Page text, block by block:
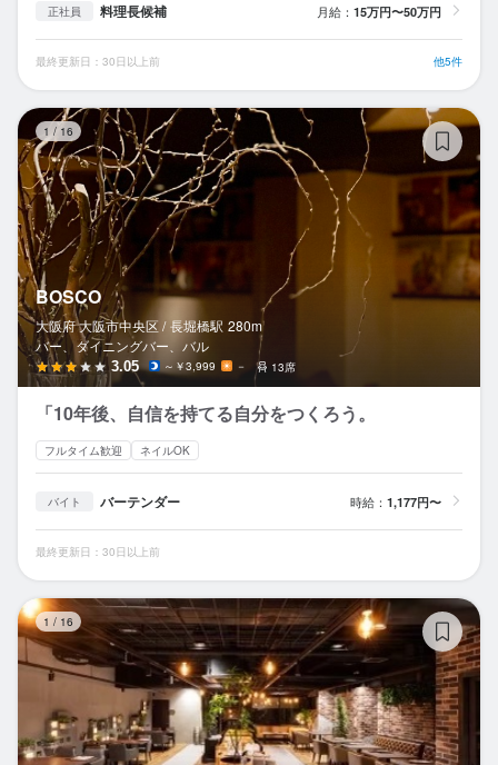
正社員 料理長候補 月給： 15万円〜50万円
最終更新日：30日以上前 他5件
1 / 16
BOSCO
大阪府 大阪市中央区 / 長堀橋駅 280m
バー、ダイニングバー、バル
3.05 ～￥3,999 － 13席
「10年後、自信を持てる自分をつくろう。
フルタイム歓迎 ネイルOK
バイト バーテンダー 時給： 1,177円〜
最終更新日：30日以上前
1 / 16